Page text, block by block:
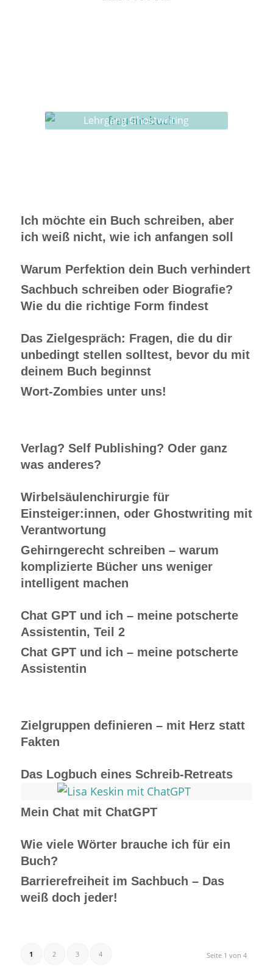
Lehrgang Ghostwriting
Ich möchte ein Buch schreiben, aber
ich weiß nicht, wie ich anfangen soll
Warum Perfektion dein Buch verhindert
Sachbuch schreiben oder Biografie?
Wie du die richtige Form findest
Das Zielgespräch: Fragen, die du dir
unbedingt stellen solltest, bevor du mit
deinem Buch beginnst
Wort-Zombies unter uns!
Verlag? Self Publishing? Oder ganz
was anderes?
Wirbelsäulenchirurgie für
Einsteiger:innen, oder Ghostwriting mit
Verantwortung
Gehirngerecht schreiben – warum
komplizierte Bücher uns weniger
intelligent machen
Chat GPT und ich – meine potscherte
Assistentin, Teil 2
Chat GPT und ich – meine potscherte
Assistentin
Zielgruppen definieren – mit Herz statt
Fakten
Das Logbuch eines Schreib-Retreats
Mein Chat mit ChatGPT
Wie viele Wörter brauche ich für ein
Buch?
Barrierefreiheit im Sachbuch – Das
weiß doch jeder!
Seite 1 von 4
1 2 3 4